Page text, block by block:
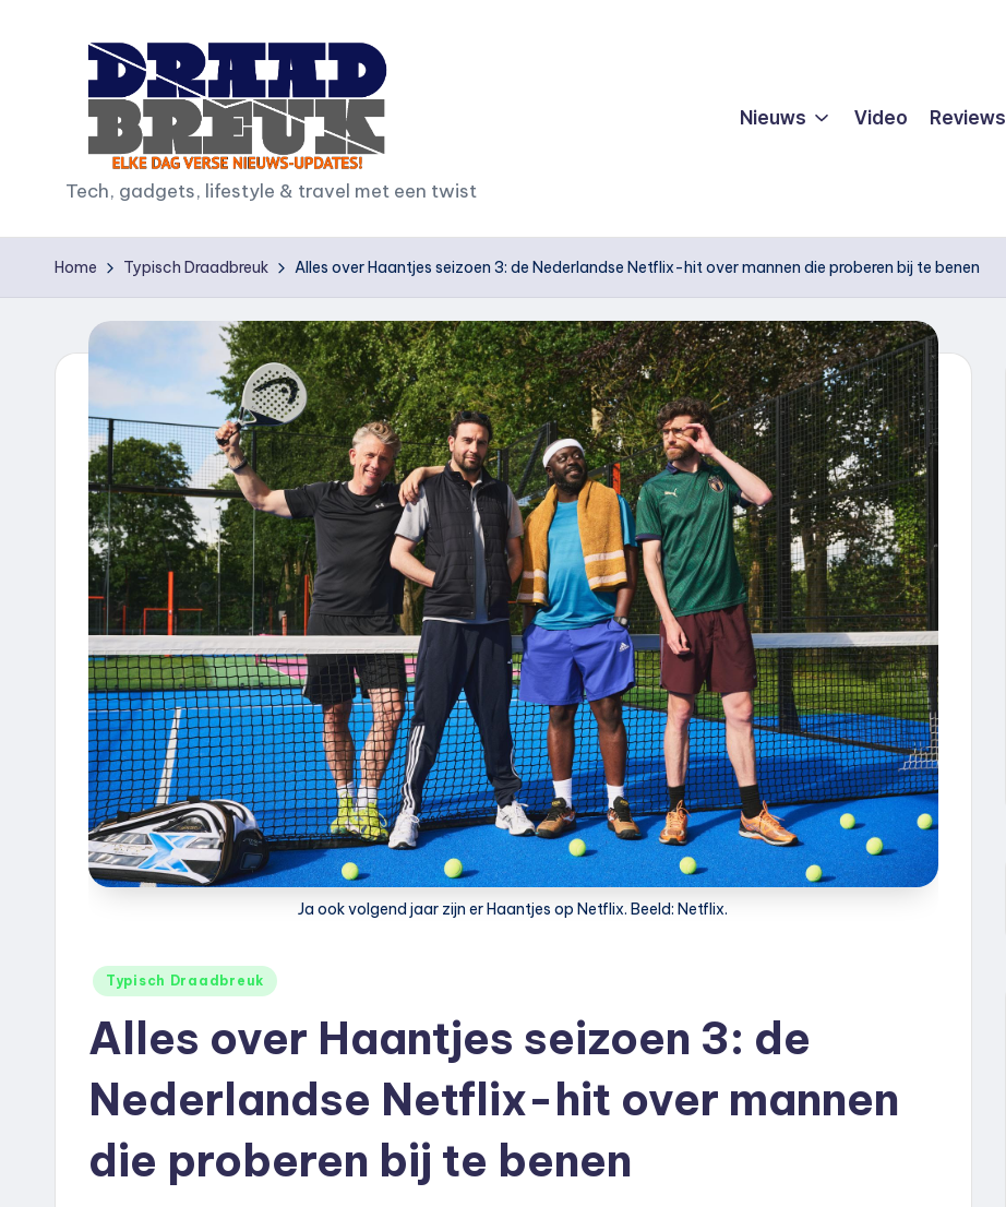
D
r
a
Tech, gadgets, lifestyle & travel met een twist
Nieuws Video Reviews
Home Typisch Draadbreuk Alles over Haantjes seizoen 3: de Nederlandse Netflix-hit over mannen die proberen bij te benen
Ja ook volgend jaar zijn er Haantjes op Netflix. Beeld: Netflix.
Geplaatst
Typisch Draadbreuk
Alles over Haantjes seizoen 3: de
Nederlandse Netflix-hit over mannen
die proberen bij te benen